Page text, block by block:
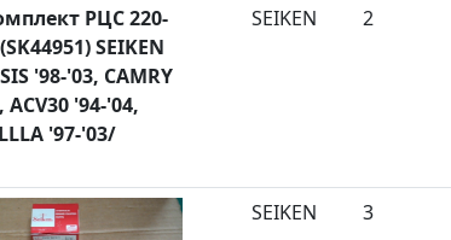
РЦС 220-
SEIKEN
'98-'03, CAMRY
ACV30 '94-'04,
'97-'03/
SEIKEN 2
SEIKEN 3